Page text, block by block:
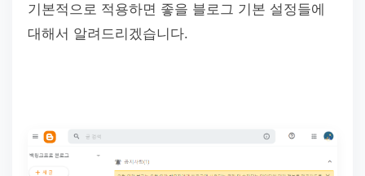
기본적으로 적용하면 좋을 블로그 기본 설정들에
대해서 알려드리겠습니다.